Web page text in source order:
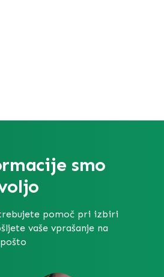
smo
pomoč pri izbiri
vaše vprašanje na